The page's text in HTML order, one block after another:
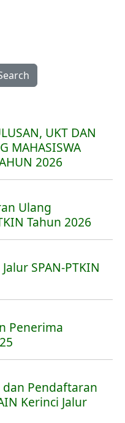
UKT DAN
MAHASISWA
2026
Ulang
Tahun 2026
SPAN-PTKIN
Penerima
Pendaftaran
Kerinci Jalur